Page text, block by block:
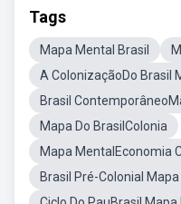
Tags
Mapa Mental Brasil
A ColonizaçãoDo Brasil
Brasil
Mapa Do BrasilColonia
Mapa MentalEconomia
Brasil Pré-Colonial Mapa